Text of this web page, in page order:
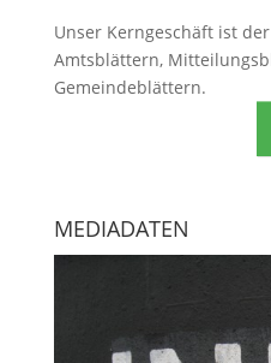
Unser Kerngeschäft ist der
Amtsblättern,
Gemeindeblättern.
MEDIADATEN